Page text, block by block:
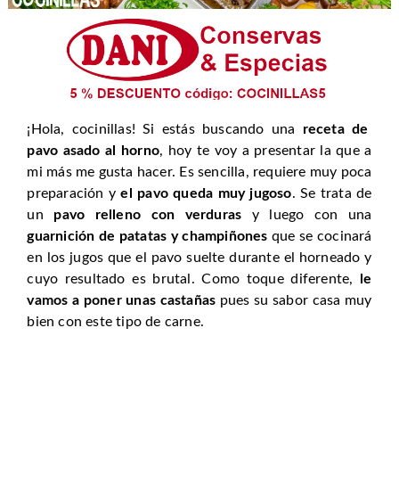
¡Hola, cocinillas! Si estás buscando una receta de
pavo asado al horno, hoy te voy a presentar la que a
mi más me gusta hacer. Es sencilla, requiere muy poca
preparación yel pavo queda muy jugoso. Se trata de
un pavo relleno con verduras y luego con una
guarnición de patatas y champiñones que se cocinará
en los jugos que el pavo suelte durante el horneado y
cuyo resultado es brutal. Como toque diferente,
le
vamos a poner unas castañas pues su sabor casa muy
bien con este tipo de carne.